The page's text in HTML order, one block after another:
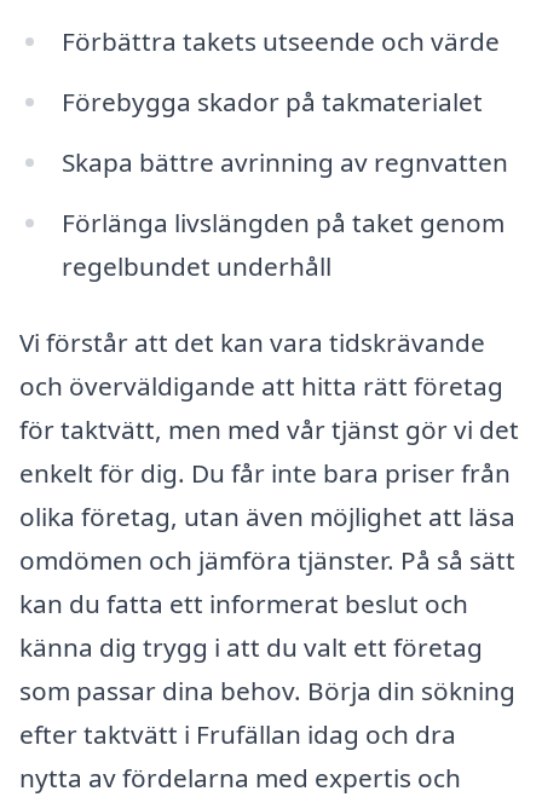
Förbättra takets utseende och värde
Förebygga skador på takmaterialet
Skapa bättre avrinning av regnvatten
Förlänga livslängden på taket genom
regelbundet underhåll
Vi förstår att det kan vara tidskrävande
och överväldigande att hitta rätt företag
för taktvätt, men med vår tjänst gör vi det
enkelt för dig. Du får inte bara priser från
olika företag, utan även möjlighet att läsa
omdömen och jämföra tjänster. På så sätt
kan du fatta ett informerat beslut och
känna dig trygg i att du valt ett företag
som passar dina behov. Börja din sökning
efter taktvätt i Frufällan idag och dra
nytta av fördelarna med expertis och